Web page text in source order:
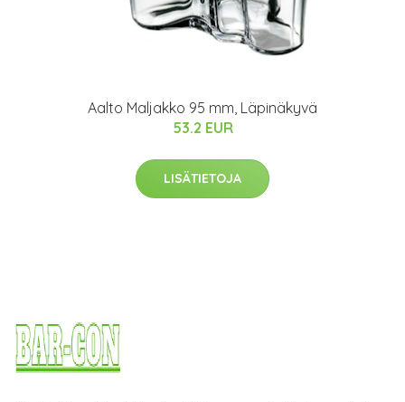
Aalto Maljakko 95 mm, Läpinäkyvä
53.2 EUR
LISÄTIETOJA